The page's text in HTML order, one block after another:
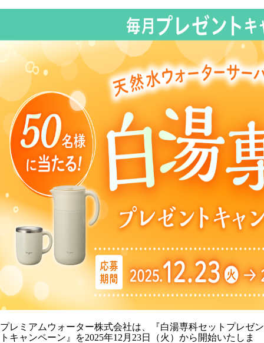
プレミアムウォーター株式会社は、『白湯専科セットプレゼン
トキャンペーン』を2025年12月23日（火）から開始いたしま